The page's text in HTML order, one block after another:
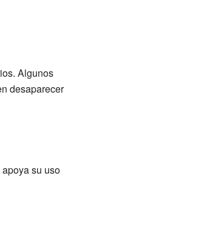
Algunos
desaparecer
apoya su uso